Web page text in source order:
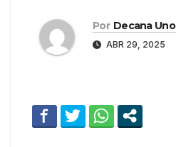
Por Decana Uno
ABR 29, 2025